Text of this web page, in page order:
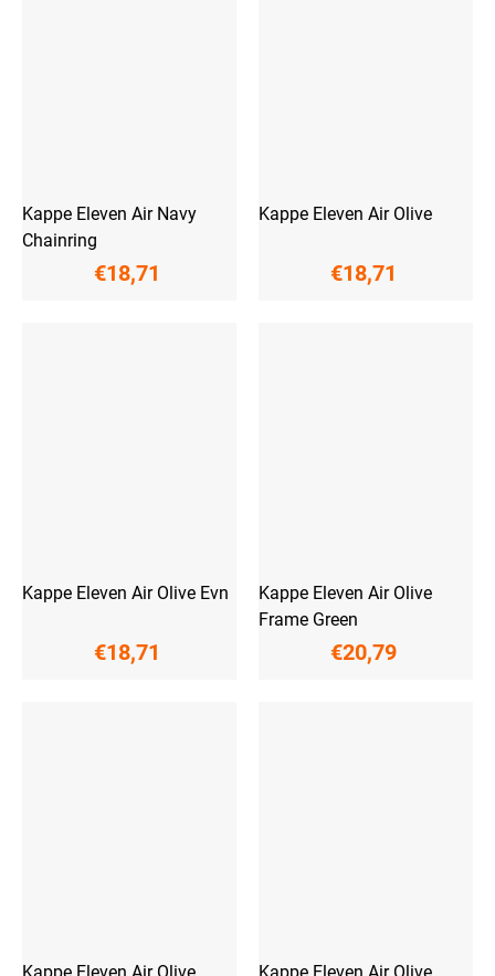
Kappe Eleven Air Navy
Chainring
€18,71
Kappe Eleven Air Olive
€18,71
Kappe Eleven Air Olive Evn
€18,71
Kappe Eleven Air Olive
Frame Green
€20,79